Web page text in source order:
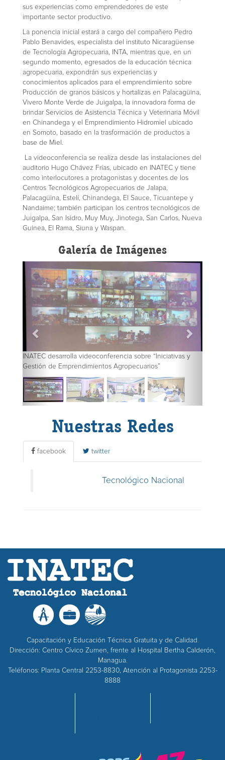
sus experiencias como emprendedores de este
importante sector productivo.
La ponencia inicial estará a cargo del compañero Pedro
Pablo Benavides, especialista del instituto Nicaragüense
de Tecnología Agropecuaria, INTA, mientras que, en un
segundo momento, egresados de la educación técnica
agropecuaria, expondrán sus experiencias y
conocimientos aplicados para el emprendimiento sobre
Producción de granos básicos y hortalizas en Palacagüina,
Vivero Monte Verde de Juigalpa, la innovadora forma de
brindar Servicios de Asistencia Técnica y Veterinaria Móvil
en Chinandega y el Emprendimiento Hidromiel ubicado
en Somoto, basado en la trasformación de productos a
base de Miel.
La videoconferencia se realiza desde las instalaciones del
auditorio Hugo Chávez Frías, ubicado en INATEC y tiene
como interlocutores a protagonistas y docentes de los
Centros Tecnológicos Agropecuarios de Jalapa,
Palacagüina, Estelí, Chinandega, El Sauce, Ticuantepe y
Nandaime; también participan los centros tecnológicos de
Juigalpa, San Isidro, Muy Muy, Jinotega, San Carlos, Nueva
Guinea, El Rama, Siuna y Waspan.
Galería de Imágenes
INATEC desarrolla videoconferencia sobre “Iniciativas y
Gestión de Emprendimientos Agropecuarios”
Nuestras Redes
facebook twitter
Tecnológico Nacional
Capacitación y Educación Técnica Gratuita y de Calidad.
Dirección: Centro Cívico Zumen, frente al Hospital Bertha Calderón,
Managua.
Teléfonos: Planta Central 2253-8830, Atención al Protagonista 2253-
8888